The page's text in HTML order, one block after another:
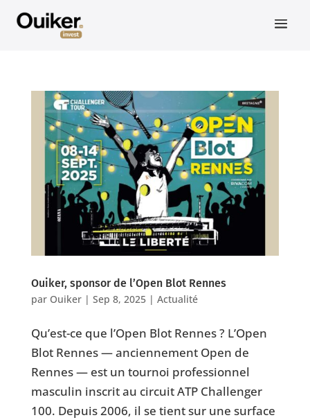
Ouiker, sponsor de l’Open Blot Rennes
par Ouiker| Sep 8, 2025| Actualité
Qu’est-ce que l’Open Blot Rennes ? L’Open
Blot Rennes — anciennement Open de
Rennes — est un tournoi professionnel
masculin inscrit au circuit ATP Challenger
100. Depuis 2006, il se tient sur une surface